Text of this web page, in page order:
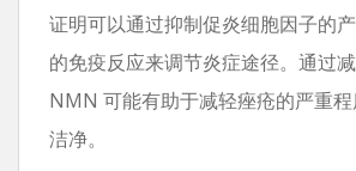
证明可以通过抑制促炎细胞因子的
的免疫反应来调节炎症途径。通过
NMN 可能有助于减轻痤疮的严重
洁净。